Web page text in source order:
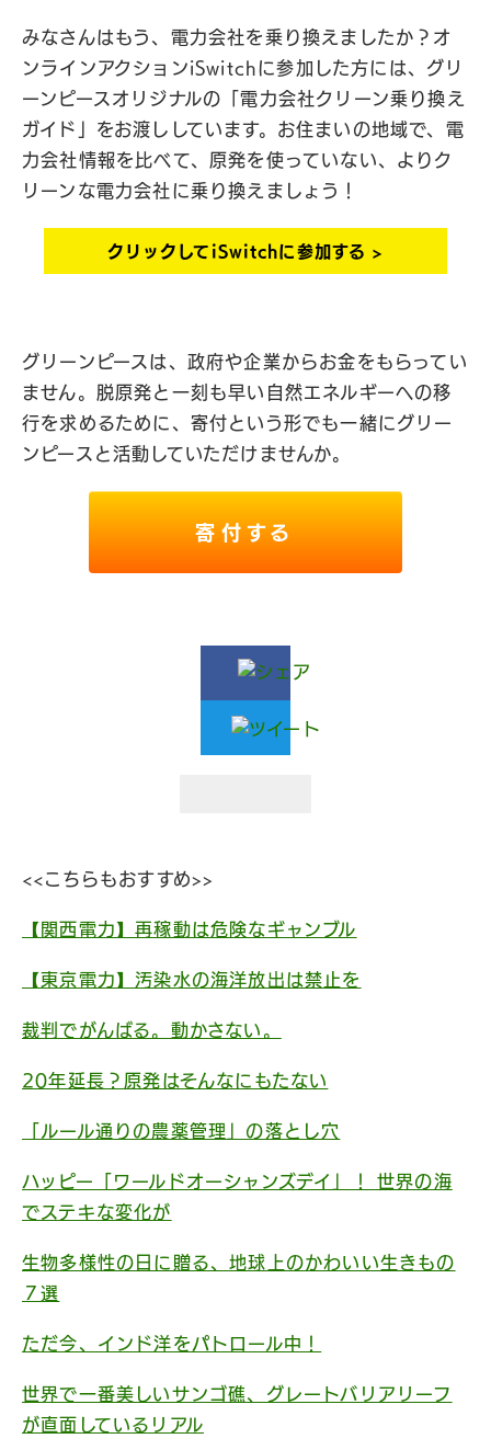
みなさんはもう、電力会社を乗り換えましたか？オ
ンラインアクションiSwitchに参加した方には、グリ
ーンピースオリジナルの「電力会社クリーン乗り換え
ガイド」をお渡ししています。お住まいの地域で、電
力会社情報を比べて、原発を使っていない、よりク
リーンな電力会社に乗り換えましょう！
クリックしてiSwitchに参加する >
グリーンピースは、政府や企業からお金をもらってい
ません。脱原発と一刻も早い自然エネルギーへの移
行を求めるために、 寄付という形でも一緒にグリー
ンピースと活動していただけませんか。
寄付する
<<こちらもおすすめ>>
【関西電力】再稼動は危険なギャンブル
【東京電力】汚染水の海洋放出は禁止を
裁判でがんばる。動かさない。
20年延長？原発はそんなにもたない
「ルール通りの農薬管理」の落とし穴
ハッピー「ワールドオーシャンズデイ」！ 世界の海
でステキな変化が
生物多様性の日に贈る、地球上のかわいい生きもの
７選
ただ今、インド洋をパトロール中！
世界で一番美しいサンゴ礁、グレートバリアリーフ
が直面しているリアル